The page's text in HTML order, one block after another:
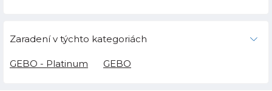
Zaradení v týchto kategoriách
GEBO - Platinum GEBO